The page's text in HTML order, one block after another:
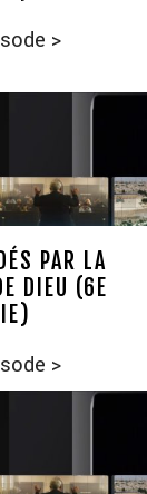
>
PAR LA
DIEU (6E
>